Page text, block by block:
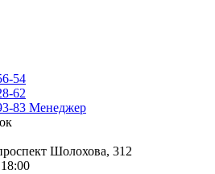
54
62
83 Менеджер
Шолохова, 312